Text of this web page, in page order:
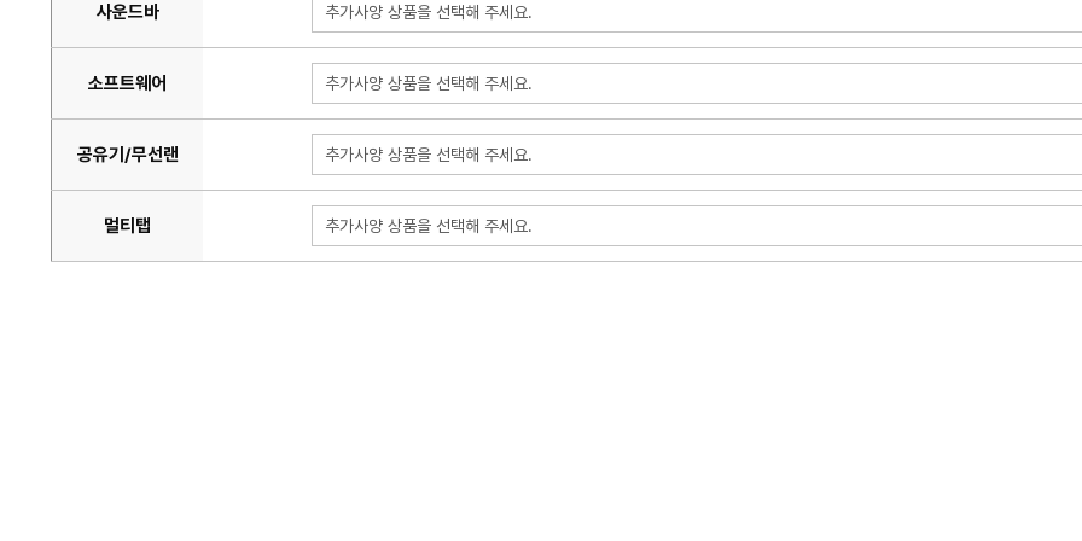
사운드바 추가사양 상품을 선택해 주세요.
소프트웨어 추가사양 상품을 선택해 주세요.
공유기/무선랜 추가사양 상품을 선택해 주세요.
멀티탭 추가사양 상품을 선택해 주세요.